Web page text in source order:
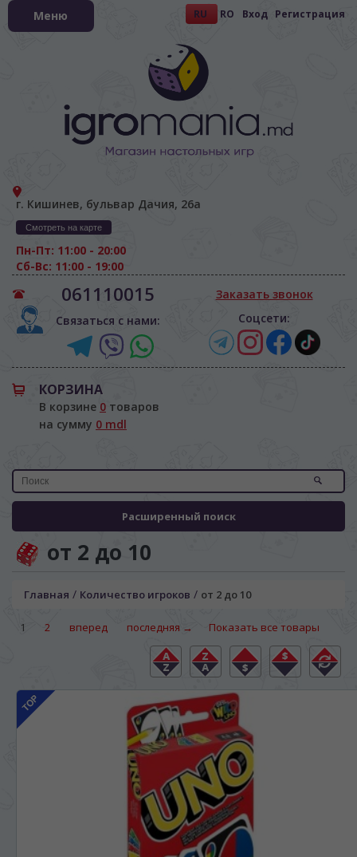
RU RO Вход Регистрация
г. Кишинев, бульвар Дачия, 26а
Смотреть на карте
Пн-Пт: 11:00 - 20:00
Сб-Вс: 11:00 - 19:00
061110015
Связаться с нами:
Заказать звонок
Соцсети:
КОРЗИНА
В корзине 0 товаров
на сумму 0 mdl
Расширенный поиск
Меню
от 2 до 10
Главная / Количество игроков / от 2 до 10
1 2 вперед последняя → Показать все товары